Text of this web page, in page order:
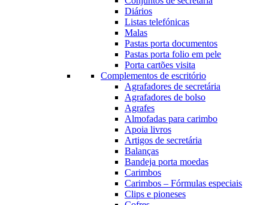
Diários
Listas telefónicas
Malas
Pastas porta documentos
Pastas porta folio em pele
Porta cartões visita
Complementos de escritório
Agrafadores de secretária
Agrafadores de bolso
Agrafes
Almofadas para carimbo
Apoia livros
Artigos de secretária
Balanças
Bandeja porta moedas
Carimbos
Carimbos – Fórmulas especiais
Clips e pioneses